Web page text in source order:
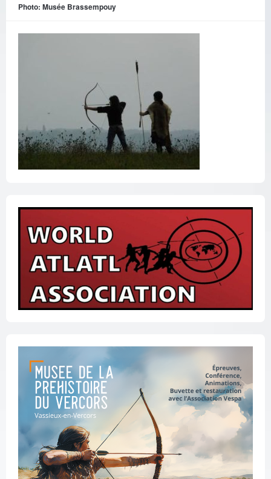
Photo: Musée Brassempouy